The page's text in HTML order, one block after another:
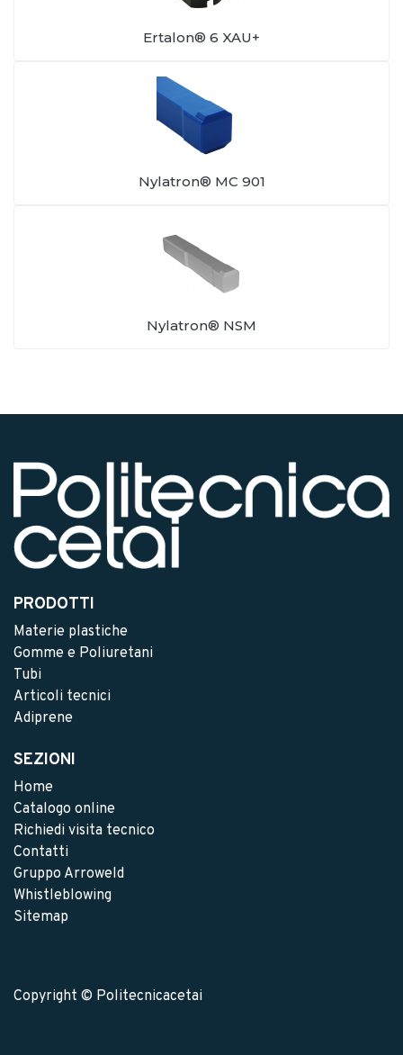
Ertalon® 6 XAU+
Nylatron® MC 901
Nylatron® NSM
PRODOTTI
Materie plastiche
Gomme e Poliuretani
Tubi
Articoli tecnici
Adiprene
SEZIONI
Home
Catalogo online
Richiedi visita tecnico
Contatti
Gruppo Arroweld
Whistleblowing
Sitemap
Copyright © Politecnicacetai